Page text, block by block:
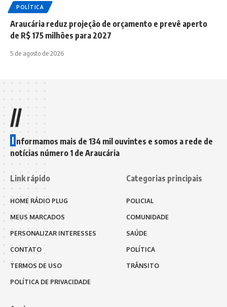
POLÍTICA
Araucária reduz projeção de orçamento e prevê aperto
de R$ 175 milhões para 2027
5 de agosto de 2026
//
I nformamos mais de 134 mil ouvintes e somos a rede de
notícias número 1 de Araucária
Link rápido
HOME RÁDIO PLUG
MEUS MARCADOS
PERSONALIZAR INTERESSES
CONTATO
TERMOS DE USO
POLÍTICA DE PRIVACIDADE
Categorias principais
POLICIAL
COMUNIDADE
SAÚDE
POLÍTICA
TRÂNSITO